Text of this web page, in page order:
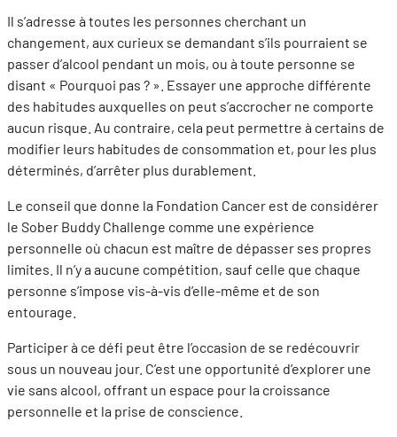
Il s’adresse à toutes les personnes cherchant un
changement, aux curieux se demandant s’ils pourraient se
passer d’alcool pendant un mois, ou à toute personne se
disant « Pourquoi pas ? ». Essayer une approche différente
des habitudes auxquelles on peut s’accrocher ne comporte
aucun risque. Au contraire, cela peut permettre à certains de
modifier leurs habitudes de consommation et, pour les plus
déterminés, d’arrêter plus durablement.
Le conseil que donne la Fondation Cancer est de considérer
le Sober Buddy Challenge comme une expérience
personnelle où chacun est maître de dépasser ses propres
limites. Il n’y a aucune compétition, sauf celle que chaque
personne s’impose vis-à-vis d’elle-même et de son
entourage.
Participer à ce défi peut être l’occasion de se redécouvrir
sous un nouveau jour. C’est une opportunité d’explorer une
vie sans alcool, offrant un espace pour la croissance
personnelle et la prise de conscience.